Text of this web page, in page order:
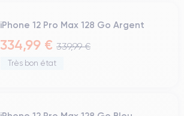
iPhone 12 Pro Max 128 Go Argent
334,99 € 339,99 €
Très bon état